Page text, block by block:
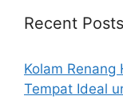
Recent Posts
Kolam
Tempat Ideal